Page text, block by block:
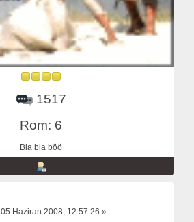
1517
Rom: 6
Bla bla böö
05 Haziran 2008, 12:57:26 »